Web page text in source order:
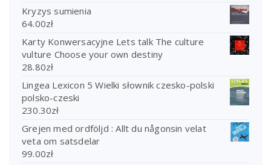
Kryzys sumienia
64.00zł
Karty Konwersacyjne Lets talk The culture
vulture Choose your own destiny
28.80zł
Lingea Lexicon 5 Wielki słownik czesko-polski
polsko-czeski
230.30zł
Grejen med ordföljd : Allt du någonsin velat
veta om satsdelar
99.00zł